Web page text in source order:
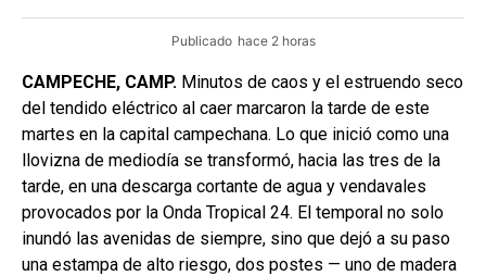
Publicado hace 2 horas
CAMPECHE, CAMP. Minutos de caos y el estruendo seco
del tendido eléctrico al caer marcaron la tarde de este
martes en la capital campechana. Lo que inició como una
llovizna de mediodía se transformó, hacia las tres de la
tarde, en una descarga cortante de agua y vendavales
provocados por la Onda Tropical 24. El temporal no solo
inundó las avenidas de siempre, sino que dejó a su paso
una estampa de alto riesgo, dos postes — uno de madera